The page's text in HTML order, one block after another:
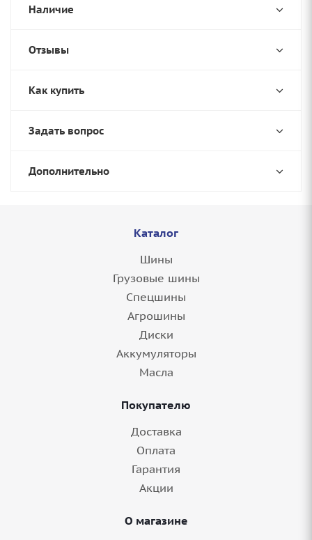
Наличие
Отзывы
Как купить
Задать вопрос
Дополнительно
Каталог
Шины
Грузовые шины
Спецшины
Агрошины
Диски
Аккумуляторы
Масла
Покупателю
Доставка
Оплата
Гарантия
Акции
О магазине